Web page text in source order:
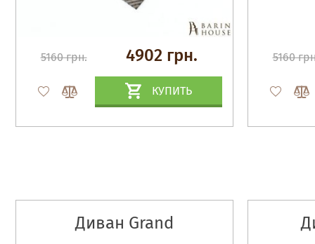
5160 грн. 4902 грн.
КУПИТЬ
5160
Диван Grand